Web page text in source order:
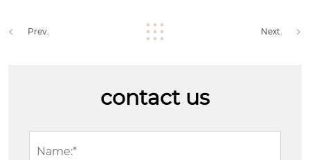
Prev. Next.
contact us